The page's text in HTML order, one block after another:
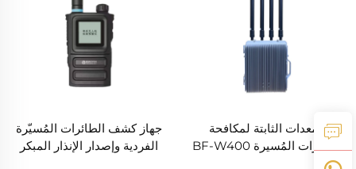
المعدات الثابتة لمكافحة
الطائرات المُسيرة BF-W400
جهاز كشف الطائرات المُسيّرة
الفردية وإصدار الإنذار المبكر